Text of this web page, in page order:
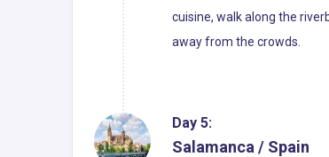
cuisine, walk along the
away from the crowds.
Day 5:
Salamanca / Spain